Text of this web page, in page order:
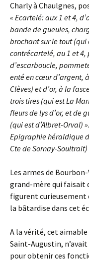
Charly à Chaulgnes,
« Ecartelé: aux 1 et 4,
bande de gueules,
brochant sur le tout (qui
contrécartelé, au 1 et
d’escarboucle,
enté en cœur d’argent,
Clèves) et d’or, à la
trois tires (qui est La
fleurs de lys d’or, et de
(qui est d’Albret-Orval)
Epigraphie héraldique
Cte de Sornay-Soultrait)
Les armes de
grand-mère qui faisait
figurent curieusement
la bâtardise dans cet
A la vérité, cet
Saint-Augustin,
pour obtenir ces